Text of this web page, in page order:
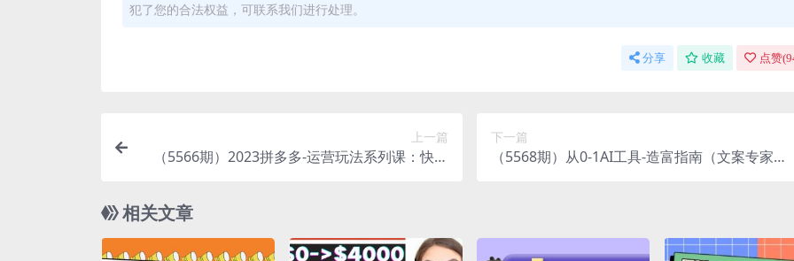
犯了您的合法权益，可联系我们进行处理。
分享 收藏 点赞(
上一篇
（5566期）2023拼多多-运营玩法系列课：快速
下一篇
（5568期）从0-1AI工具-造富指南（文案专家
相关文章